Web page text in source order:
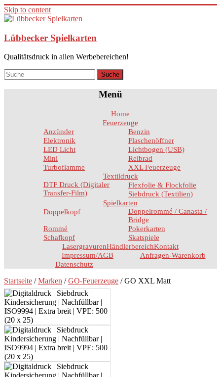
Skip to content
Lübbecker Spielkarten
Qualitätsdruck in allen Werbebereichen!
Menü
Home
Feuerzeuge
Anzünder
Benzin
Elektronik
Flaschenöffner
LED Licht
Lichtbogen (USB)
Mini
Reibrad
Turboflamme
XXL Feuerzeuge
Textildruck
DTF Druck (Digitaler
Transfer-Film)
Flexfolie & Flockfolie
Siebdruck (Textilien)
Spielkarten
Doppelkopf
Doppelrommé / Canasta /
Bridge
Rommé
Pokerkarten
Schafkopf
Skatspiele
LasergravurenHändlerbereichKontakt
Impressum/AGB
Datenschutz
Anfragen-Warenkorb
Startseite /Marken /GO-Feuerzeuge / GO XXL Matt